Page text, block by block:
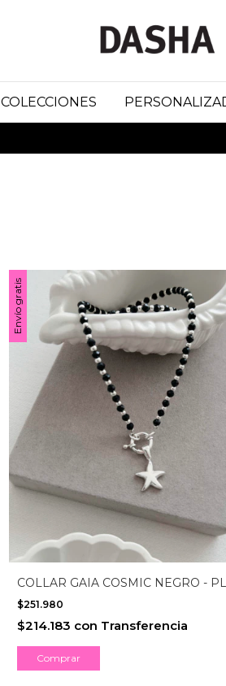
COLECCIONES
Envío gratis
COLLAR GAIA COSMIC NEGRO -
$251.980
$214.183 con Transferencia